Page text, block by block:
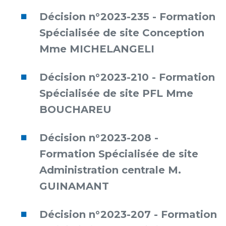
Transports sanitaires
Vos droits, vos devoirs
Handicap
Handi 13
Pôle Médecine Physique et Réadaptation
Charte Romain Jacob
Mouvement Parcours Handicap 13
Activité physique
Écoles et Instituts de Formation
Plateforme des internes
Adresser un patient
Réseaux de soins
Adresser un examen au Laboratoire de Biologie
Médicale
Cancérologie
Décision n°2023-235 - Formation
Spécialisée de site Conception
Mme MICHELANGELI
Décision n°2023-210 - Formation
Spécialisée de site PFL Mme
BOUCHAREU
Décision n°2023-208 -
Formation Spécialisée de site
Administration centrale M.
GUINAMANT
Décision n°2023-207 - Formation